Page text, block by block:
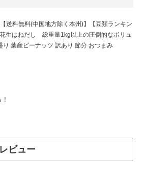
送料無料(中国地方除く本州)】【豆類ランキン
生はねだし 総重量1kg以上の圧倒的なボリュ
葉産ピーナッツ 訳あり 節分 おつまみ
ビュー